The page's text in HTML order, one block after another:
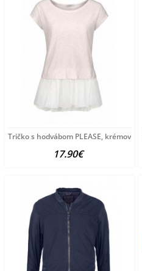
Tričko s hodvábom PLEASE, krémová
17.90€